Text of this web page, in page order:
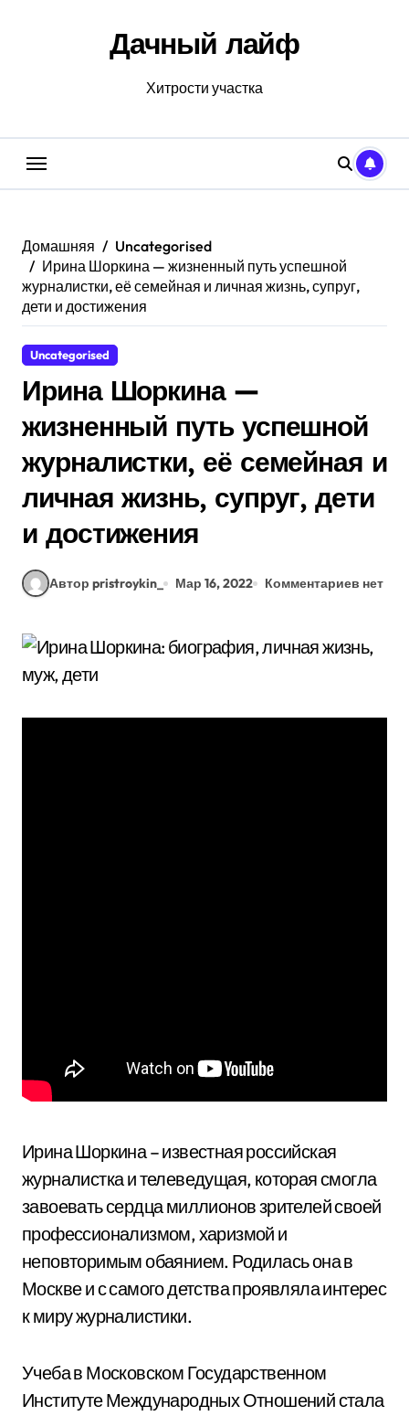
Дачный лайф
Хитрости участка
Домашняя
Uncategorised
Ирина Шоркина — жизненный путь успешной
журналистки, её семейная и личная жизнь, супруг,
дети и достижения
Uncategorised
Ирина Шоркина —
жизненный путь успешной
журналистки, её семейная и
личная жизнь, супруг, дети
и достижения
Автор pristroykin_ Мар 16, 2022 Комментариев нет
Ирина Шоркина – известная российская
журналистка и телеведущая, которая смогла
завоевать сердца миллионов зрителей своей
профессионализмом, харизмой и
неповторимым обаянием. Родилась она в
Москве и с самого детства проявляла интерес
к миру журналистики.
Учеба в Московском Государственном
Институте Международных Отношений стала